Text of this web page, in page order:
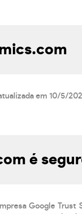
em 10/5/
é
Google Trust